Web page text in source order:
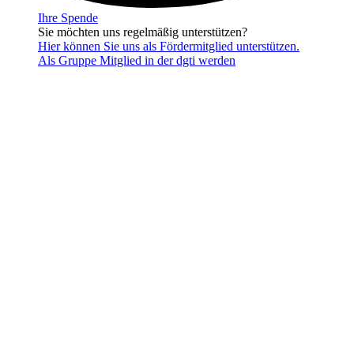
Ihre Spende
Sie möchten uns regelmäßig unterstützen?
Hier können Sie uns als Fördermitglied unterstützen.
Als Gruppe Mitglied in der dgti werden